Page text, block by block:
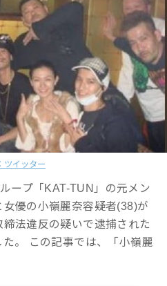
ツイッター
ープ「KAT-TUN」の元メン
優の小嶺麗奈容疑者(38)が
法違反の疑いで逮捕された
。 この記事では、「小嶺麗